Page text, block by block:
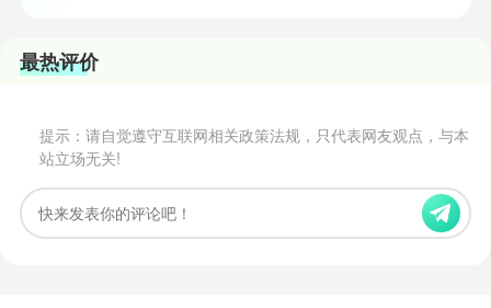
最热评价
提示：请自觉遵守互联网相关政策法规，只代表网友观点，与本
站立场无关!